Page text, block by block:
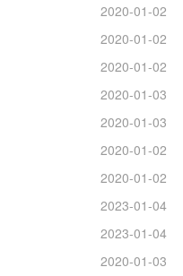
2020-01-02
2020-01-02
2020-01-02
2020-01-03
2020-01-03
2020-01-02
2020-01-02
2023-01-04
2023-01-04
2020-01-03